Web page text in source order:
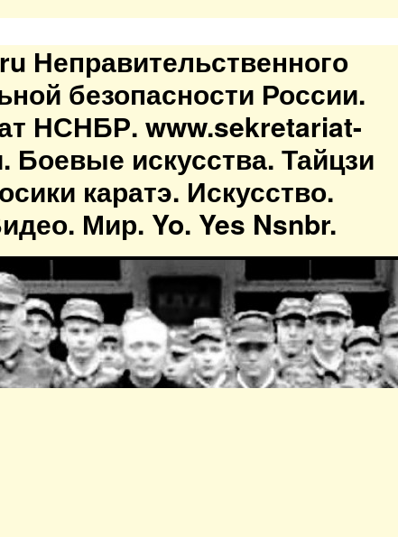
Неправительственного
безопасности России.
НСНБР. www.sekretariat-
Боевые искусства. Тайцзи
каратэ. Искусство.
Мир. Yo. Yes Nsnbr.